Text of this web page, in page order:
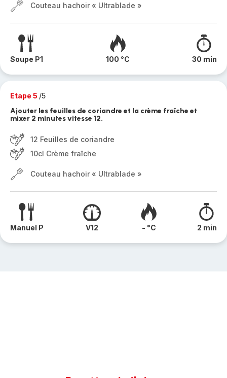
Couteau hachoir « Ultrablade »
Soupe P1 100 °C 30 min
Etape 5 /5
Ajouter les feuilles de coriandre et la crème fraîche et
mixer 2 minutes vitesse 12.
12 Feuilles de coriandre
10cl Crème fraîche
Couteau hachoir « Ultrablade »
Manuel P V12 - °C 2 min